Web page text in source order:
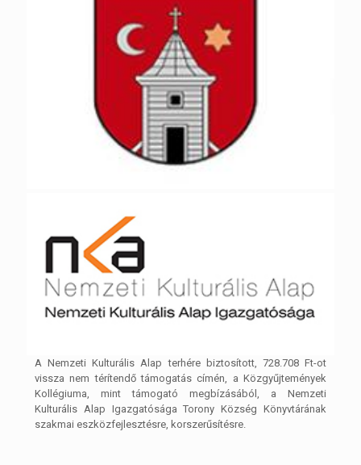
A Nemzeti Kulturális Alap terhére biztosított, 728.708 Ft-ot
vissza nem térítendő támogatás címén, a Közgyűjtemények
Kollégiuma, mint támogató megbízásából, a Nemzeti
Kulturális Alap Igazgatósága Torony Község Könyvtárának
szakmai eszközfejlesztésre, korszerűsítésre.